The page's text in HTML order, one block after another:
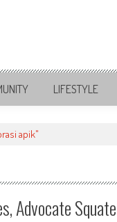
LIFESTYLE
apik"
Advocate